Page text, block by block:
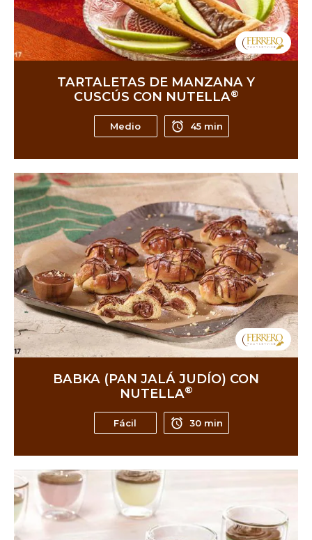
TARTALETAS DE MANZANA Y
CUSCÚS CON NUTELLA®
Medio 45 min
BABKA (PAN JALÁ JUDÍO) CON
NUTELLA®
Fácil 30 min